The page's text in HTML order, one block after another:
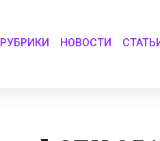
РУБРИКИ НОВОСТИ